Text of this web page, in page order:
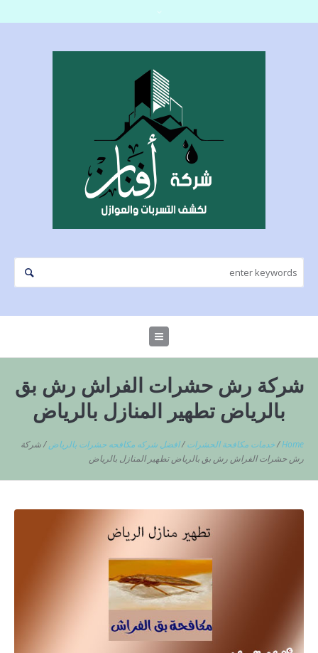
شركة رش حشرات الفراش رش بق
بالرياض تطهير المنازل بالرياض
Home
/خدمات مكافحة الحشرات /افضل شركه مكافحه حشرات بالرياض /شركة
رش حشرات الفراش رش بق بالرياض تطهير المنازل بالرياض